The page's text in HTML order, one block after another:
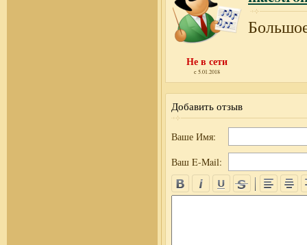
Не в сети
с 5.01.2018
Добавить отзыв
Ваше Имя:
Ваш E-Mail: